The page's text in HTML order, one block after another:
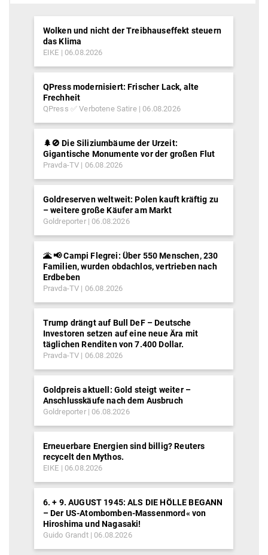
Wolken und nicht der Treibhauseffekt steuern
das Klima
EIKE 06.08.2026
QPress modernisiert: Frischer Lack, alte
Frechheit
QPress ✅ Verbotene Satire 06.08.2026
🌲🚫 Die Siliziumbäume der Urzeit:
Gigantische Monumente vor der großen Flut
Pravda-TV 06.08.2026
Goldreserven weltweit: Polen kauft kräftig zu
– weitere große Käufer am Markt
Goldreporter 06.08.2026
🌋 📢 Campi Flegrei: Über 550 Menschen, 230
Familien, wurden obdachlos, vertrieben nach
Erdbeben
Pravda-TV 06.08.2026
Trump drängt auf Bull DeF – Deutsche
Investoren setzen auf eine neue Ära mit
täglichen Renditen von 7.400 Dollar.
Pravda-TV 06.08.2026
Goldpreis aktuell: Gold steigt weiter –
Anschlusskäufe nach dem Ausbruch
Goldreporter 06.08.2026
Erneuerbare Energien sind billig? Reuters
recycelt den Mythos.
EIKE 06.08.2026
6. + 9. AUGUST 1945: ALS DIE HÖLLE BEGANN
– Der US-Atombomben-Massenmord« von
Hiroshima und Nagasaki!
Guido Grandt 06.08.2026